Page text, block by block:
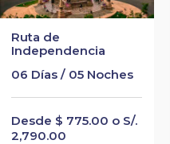
Ruta de
Independencia
06 Días / 05 Noches
Desde $ 775.00 o S/.
2,790.00